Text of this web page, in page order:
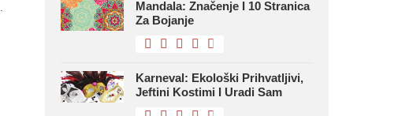
Mandala: Značenje I 10 Stranica
Za Bojanje
Karneval: Ekološki Prihvatljivi,
Jeftini Kostimi I Uradi Sam